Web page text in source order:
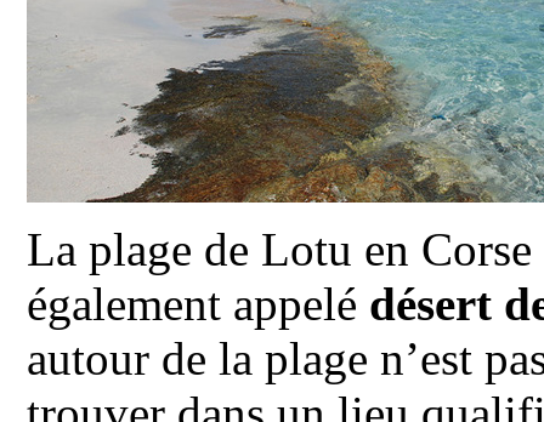
La plage de Lotu en
également appelé désert
autour de la plage n’est